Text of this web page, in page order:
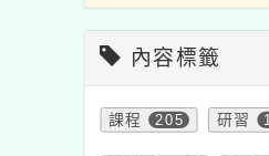
內容標籤
課程 205 研習